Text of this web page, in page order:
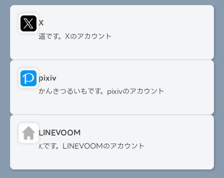
X
遥です。Xのアカウント
pixiv
かんきつるいもです。pixivのアカウント
LINEVOOM
𝓚です。LINEVOOMのアカウント